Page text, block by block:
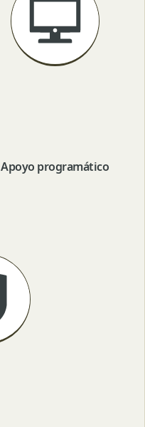
Apoyo programático